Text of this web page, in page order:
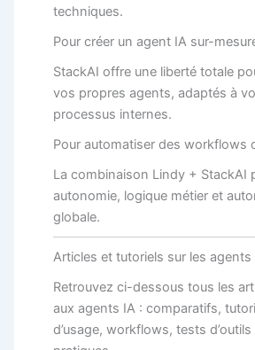
techniques.
Pour créer un agent IA sur-
StackAI offre une liberté totale
vos propres agents, adaptés à
processus internes.
Pour automatiser des workflows
La combinaison Lindy + StackAI
autonomie, logique métier et
globale.
Articles et tutoriels sur les agents
Retrouvez ci-dessous tous les
aux agents IA : comparatifs,
d’usage, workflows, tests